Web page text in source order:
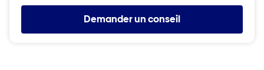
Demander un conseil